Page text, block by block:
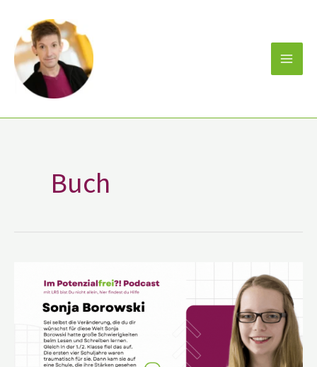
Inhalt
springen
Buch
Borowski
vom
Mobbingopfer
zur
Mutmacherin